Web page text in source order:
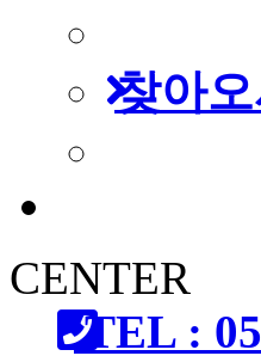
찾아
CENTER
TEL :